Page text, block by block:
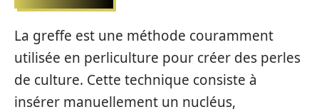
La greffe est une méthode couramment
utilisée en perliculture pour créer des perles
de culture. Cette technique consiste à
insérer manuellement un nucléus,